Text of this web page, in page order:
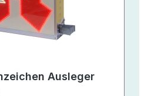
Ausleger